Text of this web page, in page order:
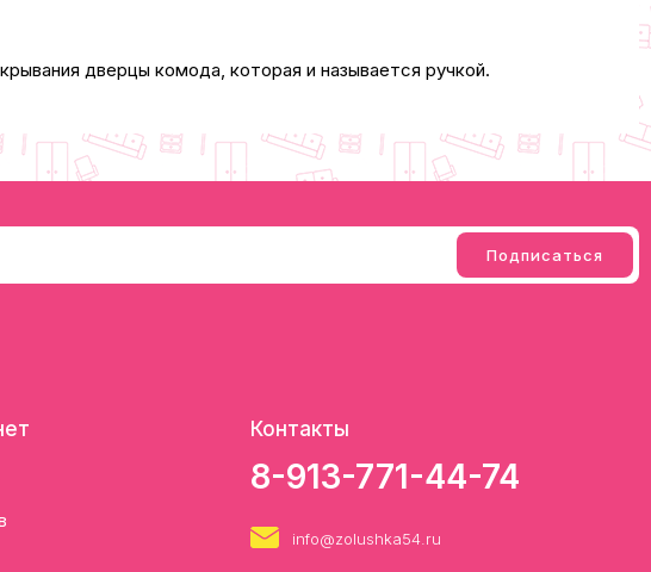
дверцы комода, которая и называется ручкой.
Контакты
8-913-771-44-74
info@zolushka54.ru